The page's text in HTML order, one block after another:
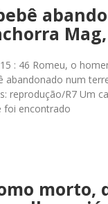
Mag,
: 46 Romeu, o
abandonado num
reprodução/R7 Um
foi encontrado
morto,